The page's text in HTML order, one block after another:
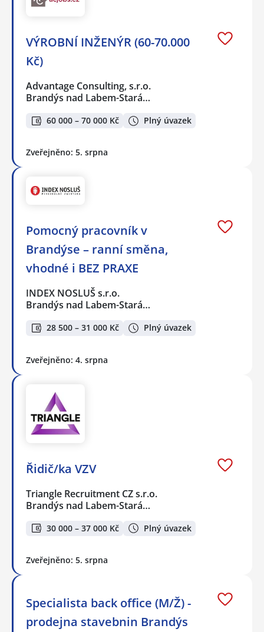
VÝROBNÍ INŽENÝR (60-70.000
Kč)
Advantage Consulting, s.r.o.
Brandýs nad Labem-Stará…
60 000 – 70 000 Kč Plný úvazek
Zveřejněno: 5. srpna
Pomocný pracovník v
Brandýse – ranní směna,
vhodné i BEZ PRAXE
INDEX NOSLUŠ s.r.o.
Brandýs nad Labem-Stará…
28 500 – 31 000 Kč Plný úvazek
Zveřejněno: 4. srpna
Řidič/ka VZV
Triangle Recruitment CZ s.r.o.
Brandýs nad Labem-Stará…
30 000 – 37 000 Kč Plný úvazek
Zveřejněno: 5. srpna
Specialista back office (M/Ž) -
prodejna stavebnin Brandýs